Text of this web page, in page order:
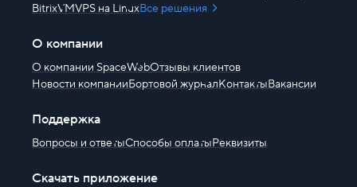
BitrixVMVPS на LinuxВсе решения
О компании
О компании SpaceWebОтзывы клиентов
Новости компанииБортовой журналКонтактыВакансии
Поддержка
Вопросы и ответыСпособы оплатыРеквизиты
Скачать приложение